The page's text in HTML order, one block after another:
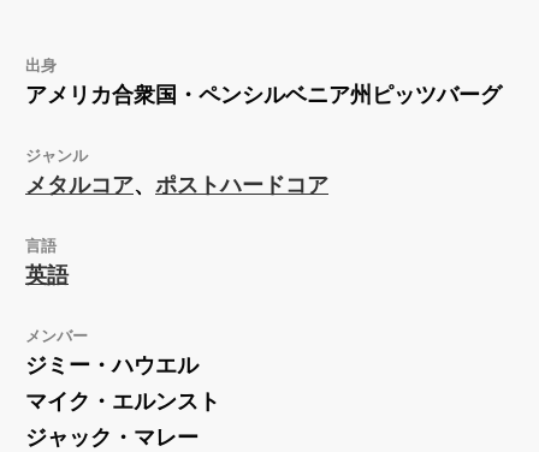
出身
アメリカ合衆国・ペンシルベニア州ピッツバーグ
ジャンル
メタルコア、 ポストハードコア
言語
英語
メンバー
ジミー・ハウエル
マイク・エルンスト
ジャック・マレー